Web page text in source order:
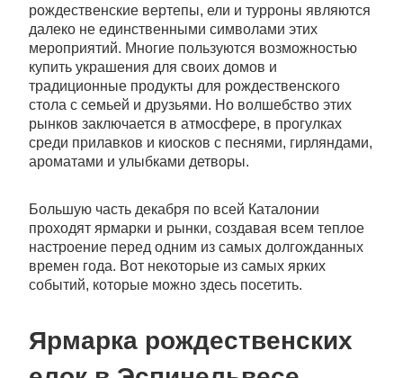
рождественские вертепы, ели и турроны являются
далеко не единственными символами этих
мероприятий. Многие пользуются возможностью
купить украшения для своих домов и
традиционные продукты для рождественского
стола с семьей и друзьями. Но волшебство этих
рынков заключается в атмосфере, в прогулках
среди прилавков и киосков с песнями, гирляндами,
ароматами и улыбками детворы.
Большую часть декабря по всей Каталонии
проходят ярмарки и рынки, создавая всем теплое
настроение перед одним из самых долгожданных
времен года. Вот некоторые из самых ярких
событий, которые можно здесь посетить.
Ярмарка рождественских